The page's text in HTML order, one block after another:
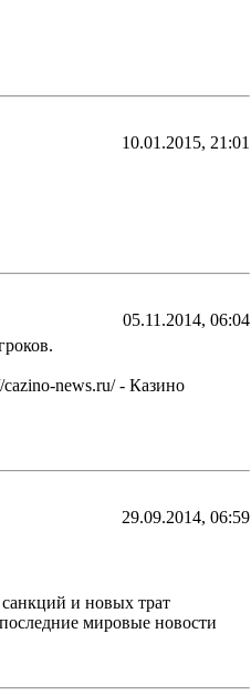
10.01.2015, 21:01
05.11.2014, 06:04
news.ru/ - Казино
29.09.2014, 06:59
и новых трат
мировые новости